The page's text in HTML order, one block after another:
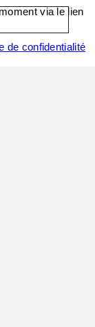
via le lien
de confidentialité